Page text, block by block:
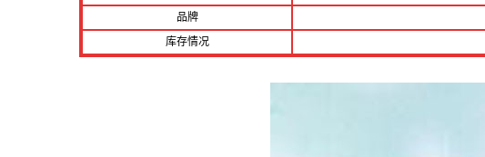
品牌
库存情况